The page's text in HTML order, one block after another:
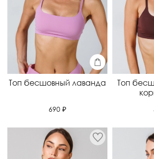
Топ бесшовный лаванда
690 ₽
Топ